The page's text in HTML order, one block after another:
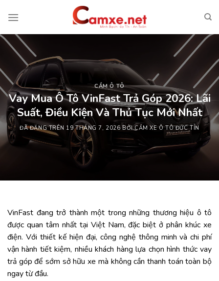
đến
dung
CẦM Ô TÔ
Vay Mua Ô Tô VinFast Trả Góp 2026: Lãi
Suất, Điều Kiện Và Thủ Tục Mới Nhất
ĐÃ ĐĂNG TRÊN 19 THÁNG 7, 2026 BỞICẦM XE Ô TÔ ĐỨC TÍN
VinFast đang trở thành một trong những thương hiệu ô tô
được quan tâm nhất tại Việt Nam, đặc biệt ở phân khúc xe
điện. Với thiết kế hiện đại, công nghệ thông minh và chi phí
vận hành tiết kiệm, nhiều khách hàng lựa chọn hình thức vay
trả góp để sớm sở hữu xe mà không cần thanh toán toàn bộ
ngay từ đầu.